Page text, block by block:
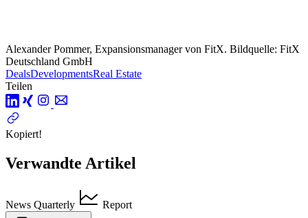
Alexander Pommer, Expansionsmanager von FitX. Bildquelle: FitX
Deutschland GmbH
DealsDevelopmentsReal Estate
Teilen
Kopiert!
Verwandte Artikel
News Quarterly Report